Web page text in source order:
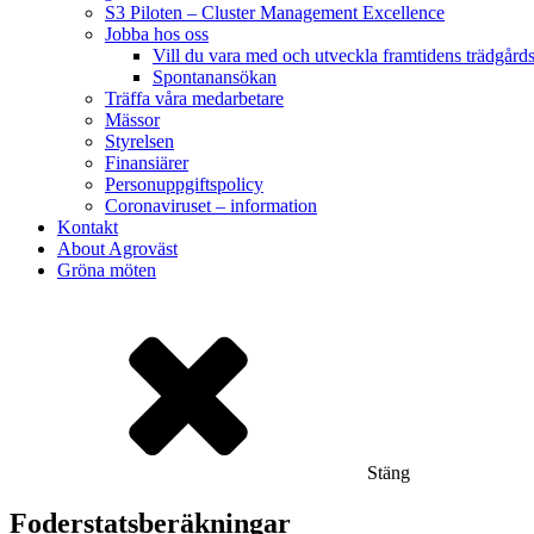
S3 Piloten – Cluster Management Excellence
Jobba hos oss
Vill du vara med och utveckla framtidens
Spontanansökan
Träffa våra medarbetare
Mässor
Styrelsen
Finansiärer
Personuppgiftspolicy
Coronaviruset – information
Kontakt
About Agroväst
Gröna möten
Stäng
Foderstatsberäkningar